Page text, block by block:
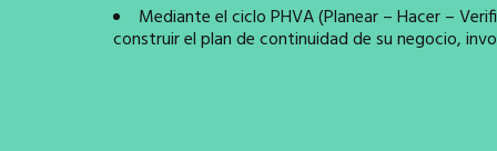
Mediante el ciclo PHVA (Planear – Hacer –
construir el plan de continuidad de su negocio,